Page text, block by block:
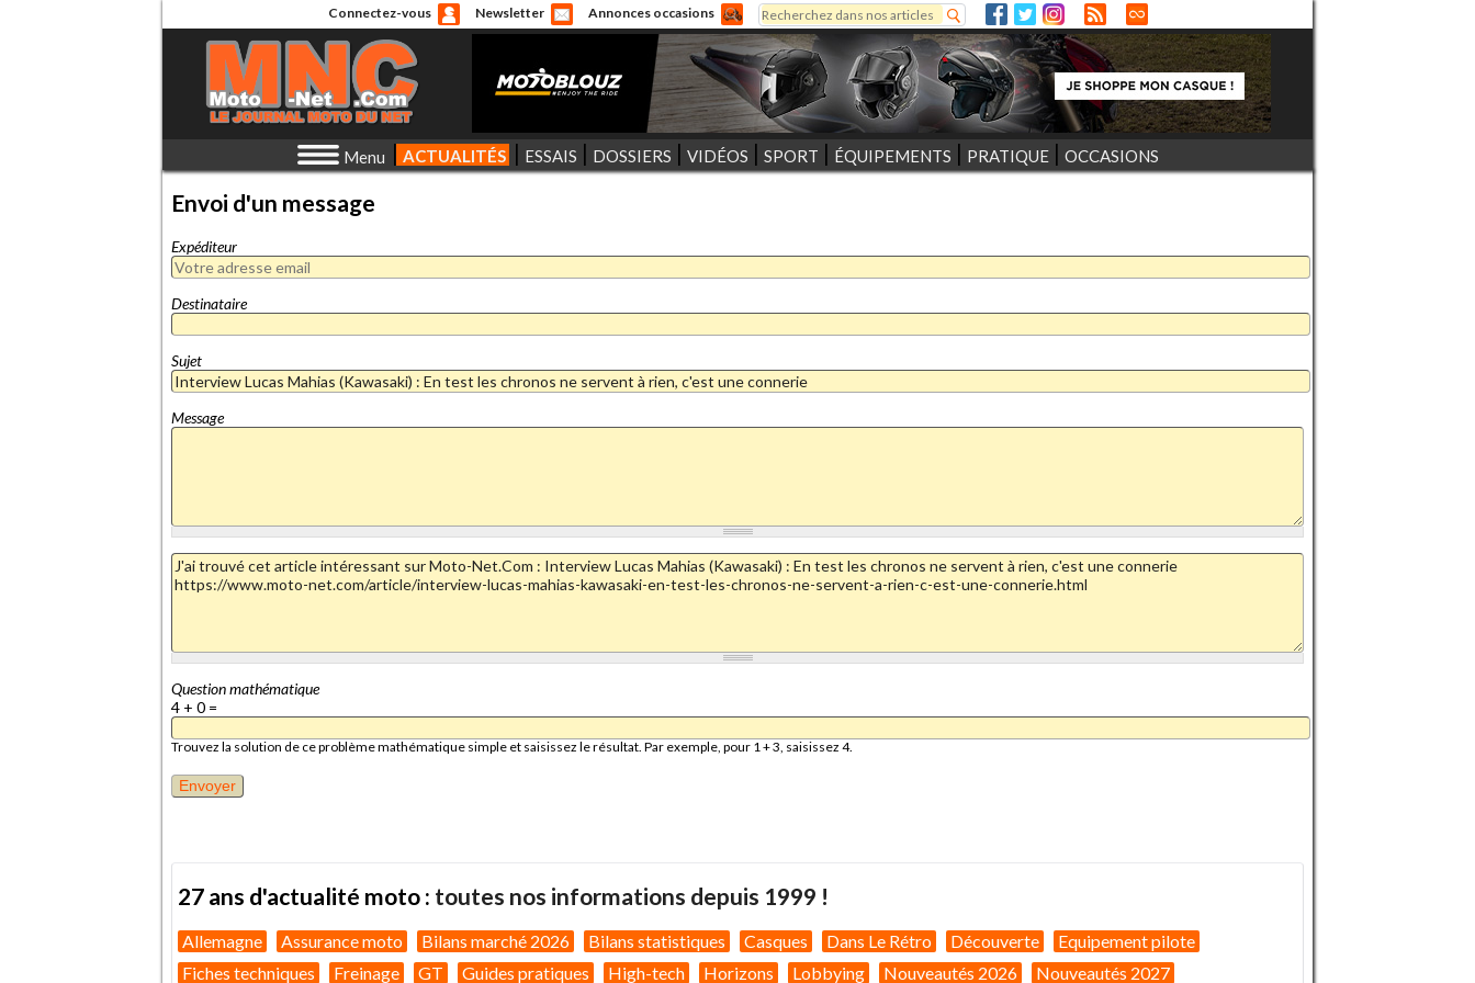
Connectez-vous Newsletter Annonces occasions
Formulaire de recherche
Rechercher
Menu ACTUALITÉS ESSAIS DOSSIERS VIDÉOS SPORT ÉQUIPEMENTS PRATIQUE OCCASIONS
Envoi d'un message
Expéditeur
Destinataire
Sujet
Message
Question mathématique
4 + 0 =
Trouvez la solution de ce problème mathématique simple et saisissez le résultat. Par exemple, pour 1 + 3, saisissez 4.
27 ans d'actualité moto : toutes nos informations depuis 1999 !
Allemagne Assurance moto Bilans marché 2026 Bilans statistiques Casques Dans Le Rétro Découverte
Equipement pilote
Fiches techniques
Freinage GT Guides pratiques High-tech Horizons Lobbying Nouveautés 2026 Nouveautés 2027